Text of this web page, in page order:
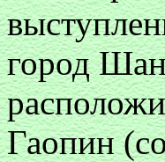
город
Гаопин